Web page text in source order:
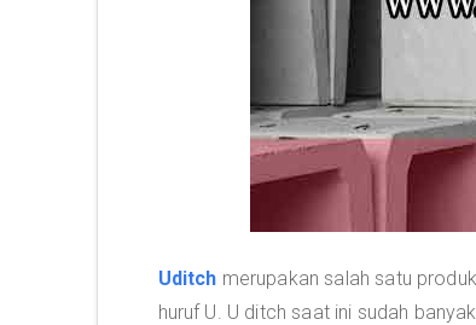
Uditch merupakan salah satu
huruf U. U ditch saat ini sudah